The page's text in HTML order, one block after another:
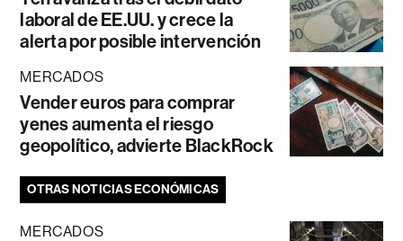
laboral de EE.UU. y crece la
alerta por posible intervención
MERCADOS
Vender euros para comprar
yenes aumenta el riesgo
geopolítico, advierte BlackRock
OTRAS NOTICIAS ECONÓMICAS
MERCADOS